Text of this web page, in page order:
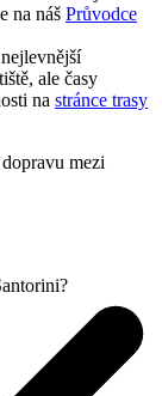
na náš Průvodce
nejlevnější
ale časy
na stránce trasy
mezi